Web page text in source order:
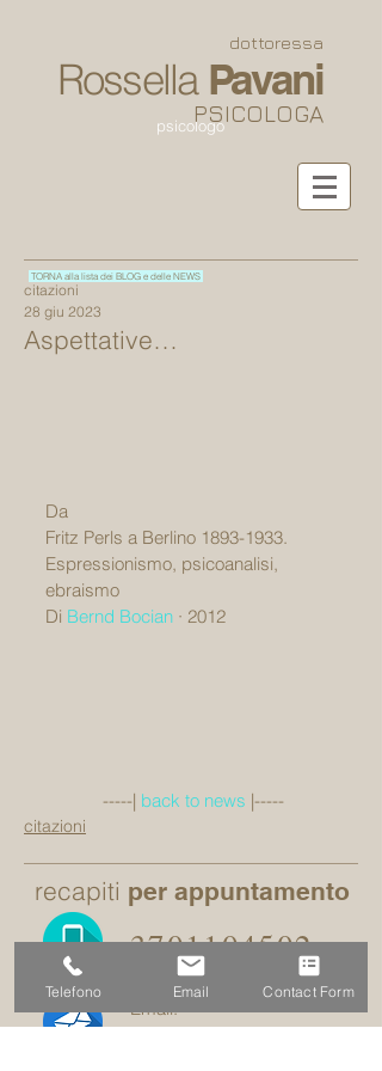
dottoressa
Rossella Pavani
psicologoPSICOLOGA
Aspettative…
citazioni
28 giu 2023
Da
Fritz Perls a Berlino 1893-1933.
Espressionismo, psicoanalisi,
ebraismo
Di Bernd Bocian · 2012
-----| back to news |-----
citazioni
TORNA alla lista dei BLOG e delle NEWS
recapiti per appuntamento
3701104502
Email:
Telefono Email Contact Form